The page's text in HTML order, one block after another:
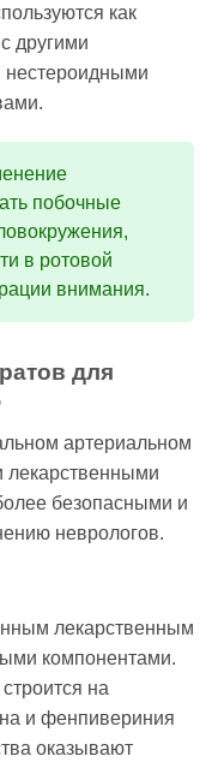
как
другими
нестероидными
побочные
в ротовой
внимания.
для
артериальном
лекарственными
безопасными и
неврологов.
лекарственным
компонентами.
на
и фенпивериния
оказывают